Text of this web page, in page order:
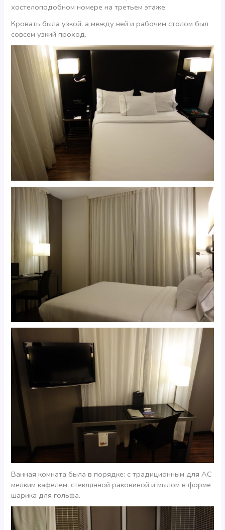
хостелоподобном номере на третьем этаже.
Кровать была узкой, а между ней и рабочим столом был
совсем узкий проход.
Ванная комната была в порядке: с традиционным для АС
мелким кафелем, стеклянной раковиной и мылом в форме
шарика для гольфа.